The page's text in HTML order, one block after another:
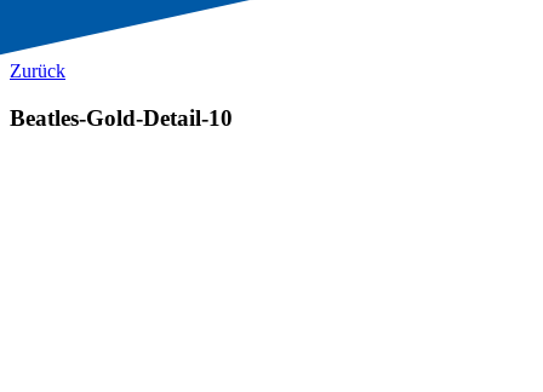
Zurück
Beatles-Gold-Detail-10